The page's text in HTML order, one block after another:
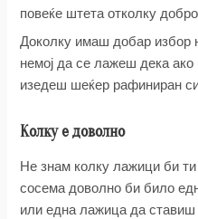
повеќе штета отколку
Доколку имаш добар избор
немој да се лажеш дека
изедеш шеќер рафиниран
Колку е доволно
Не знам колку лажици би
сосема доволно би било
или една лажица да ставиш